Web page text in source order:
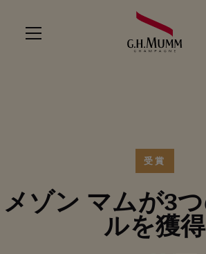
受賞
メゾン マムが3
ルを獲得